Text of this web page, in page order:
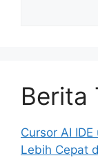
Berita
Cursor AI
Lebih Cepat